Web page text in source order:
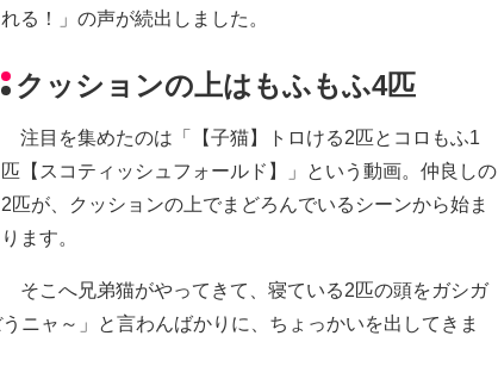
れる！」の声が続出しました。
クッションの上はもふもふ4匹
注目を集めたのは「【子猫】トロける2匹とコロもふ1
匹【スコティッシュフォールド】」という動画。仲良しの
2匹が、クッションの上でまどろんでいるシーンから始ま
ります。
そこへ兄弟猫がやってきて、寝ている2匹の頭をガシガ
ニャ～」と言わんばかりに、ちょっかいを出してきま